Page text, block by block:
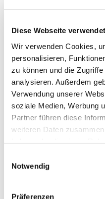
Diese Webseite
Wir verwenden Cookies,
personalisieren,
zu können und die
analysieren. Außerdem
Verwendung unserer
soziale Medien, Werbung
Partner führen diese
weiteren Daten
Notwendig
Präferenzen
Dies